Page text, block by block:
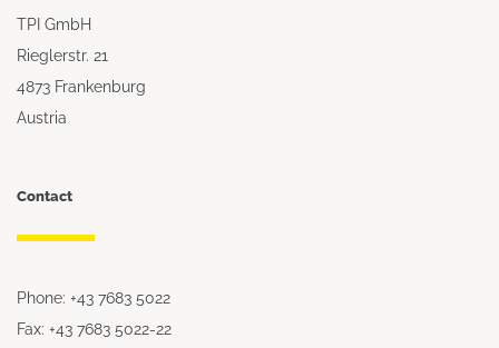
TPI GmbH
Rieglerstr. 21
4873 Frankenburg
Austria
Contact
Phone: +43 7683 5022
Fax: +43 7683 5022-22